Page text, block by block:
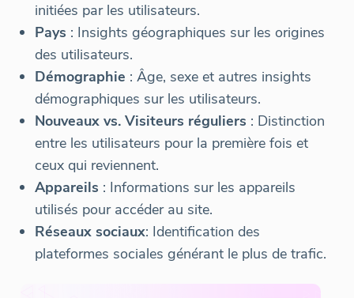
initiées par les utilisateurs.
Pays : Insights géographiques sur les origines
des utilisateurs.
Démographie : Âge, sexe et autres insights
démographiques sur les utilisateurs.
Nouveaux vs. Visiteurs réguliers : Distinction
entre les utilisateurs pour la première fois et
ceux qui reviennent.
Appareils : Informations sur les appareils
utilisés pour accéder au site.
Réseaux sociaux: Identification des
plateformes sociales générant le plus de trafic.